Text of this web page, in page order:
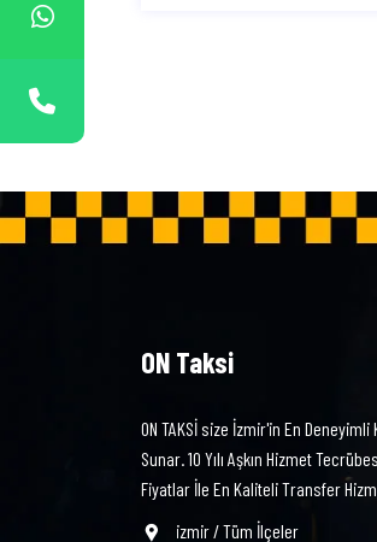
ON Taksi
ON TAKSİ size İzmir'in En
Sunar. 10 Yılı Aşkın Hizmet
Fiyatlar İle En Kaliteli Transfer
izmir / Tüm İlçeler